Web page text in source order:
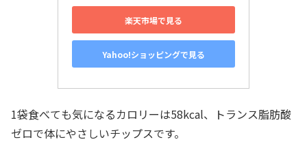
楽天市場で見る
Yahoo!ショッピングで見る
1袋食べても気になるカロリーは58kcal、トランス脂肪酸
ゼロで体にやさしいチップスです。